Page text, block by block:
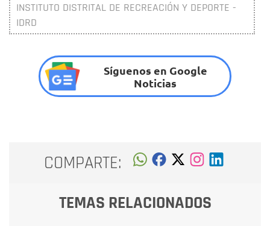
INSTITUTO DISTRITAL DE RECREACIÓN Y DEPORTE -
IDRD
Síguenos en Google
Noticias
COMPARTE:
TEMAS RELACIONADOS